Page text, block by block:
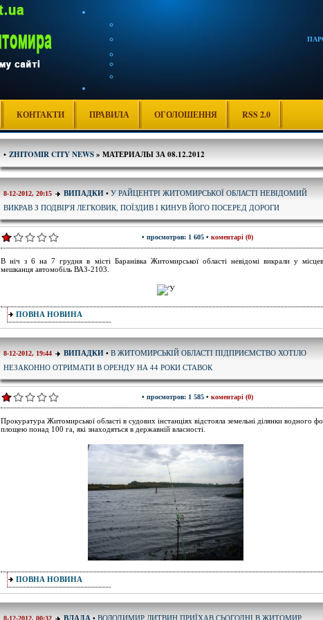
КОНТАКТИ ПРАВИЛА ОГОЛОШЕННЯ RSS 2.0
• ZHITOMIR CITY NEWS» МАТЕРИАЛЫ ЗА 08.12.2012
8-12-2012, 20:15 ВИПАДКИ • У РАЙЦЕНТРІ ЖИТОМИРСЬКОЇ ОБЛАСТІ НЕВІДОМИЙ
ВИКРАВ З ПОДВІР'Я ЛЕГКОВИК, ПОЇЗДИВ І КИНУВ ЙОГО ПОСЕРЕД ДОРОГИ
• просмотров: 1 605 • коментарі (0)
В ніч з 6 на 7 грудня в місті Баранівка Житомирської області невідомі викрали у
мешканця автомобіль ВАЗ-2103.
ПОВНА НОВИНА
8-12-2012, 19:44 ВИПАДКИ • В ЖИТОМИРСЬКІЙ ОБЛАСТІ ПІДПРИЄМСТВО ХОТІЛО
НЕЗАКОННО ОТРИМАТИ В ОРЕНДУ НА 44 РОКИ СТАВОК
• просмотров: 1 585 • коментарі (0)
Прокуратура Житомирської області в судових інстанціях відстояла земельні ділянки водного
площею понад 100 га, які знаходяться в державній власності.
ПОВНА НОВИНА
8-12-2012, 00:32 ВЛАДА • ВОЛОДИМИР ЛИТВИН ПРИЇХАВ СЬОГОДНІ В ЖИТОМИР